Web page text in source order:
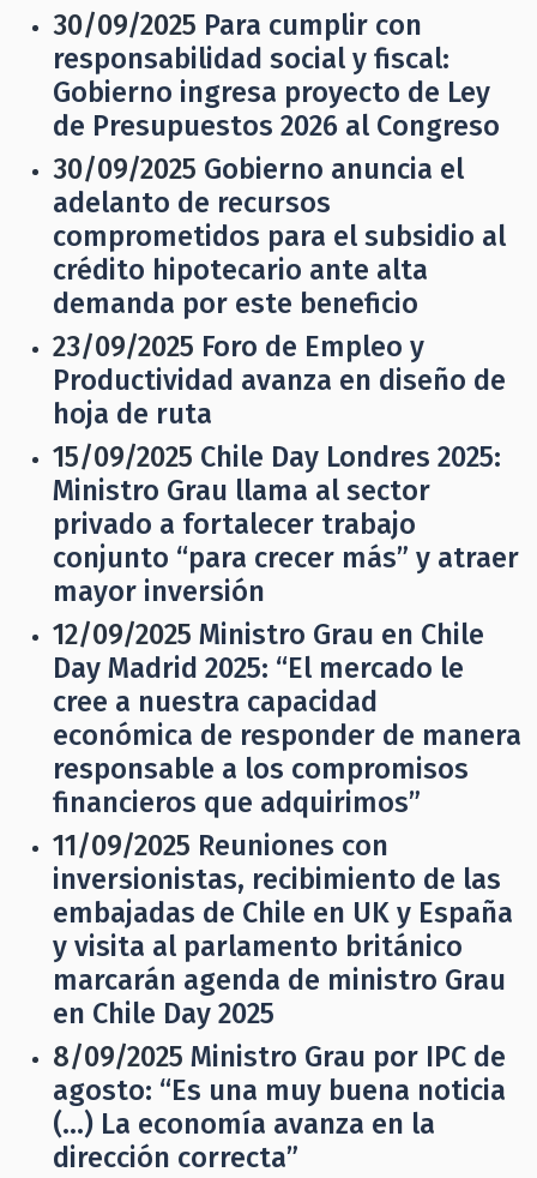
30/09/2025 Para cumplir con
responsabilidad social y fiscal:
Gobierno ingresa proyecto de Ley
de Presupuestos 2026 al Congreso
30/09/2025 Gobierno anuncia el
adelanto de recursos
comprometidos para el subsidio al
crédito hipotecario ante alta
demanda por este beneficio
23/09/2025 Foro de Empleo y
Productividad avanza en diseño de
hoja de ruta
15/09/2025 Chile Day Londres 2025:
Ministro Grau llama al sector
privado a fortalecer trabajo
conjunto “para crecer más” y atraer
mayor inversión
12/09/2025 Ministro Grau en Chile
Day Madrid 2025: “El mercado le
cree a nuestra capacidad
económica de responder de manera
responsable a los compromisos
financieros que adquirimos”
11/09/2025 Reuniones con
inversionistas, recibimiento de las
embajadas de Chile en UK y España
y visita al parlamento británico
marcarán agenda de ministro Grau
en Chile Day 2025
8/09/2025 Ministro Grau por IPC de
agosto: “Es una muy buena noticia
(…) La economía avanza en la
dirección correcta”